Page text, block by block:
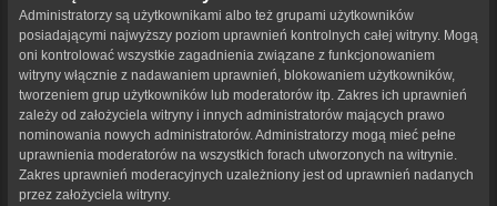
Administratorzy są użytkownikami albo też grupami użytkowników
posiadającymi najwyższy poziom uprawnień kontrolnych całej witryny. Mogą
oni kontrolować wszystkie zagadnienia związane z funkcjonowaniem
witryny włącznie z nadawaniem uprawnień, blokowaniem użytkowników,
tworzeniem grup użytkowników lub moderatorów itp. Zakres ich uprawnień
zależy od założyciela witryny i innych administratorów mających prawo
nominowania nowych administratorów. Administratorzy mogą mieć pełne
uprawnienia moderatorów na wszystkich forach utworzonych na witrynie.
Zakres uprawnień moderacyjnych uzależniony jest od uprawnień nadanych
przez założyciela witryny.